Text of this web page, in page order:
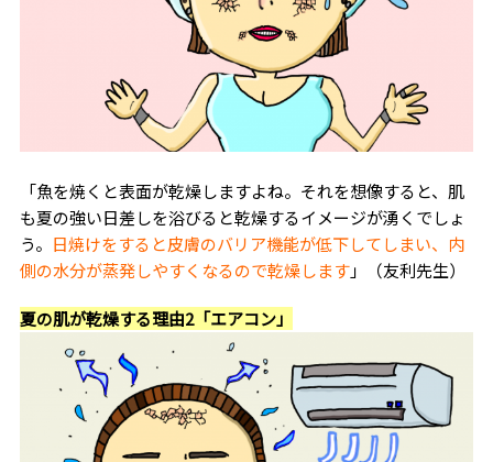
「魚を焼くと表面が乾燥しますよね。それを想像すると、肌
も夏の強い日差しを浴びると乾燥するイメージが湧くでしょ
う。 日焼けをすると皮膚のバリア機能が低下してしまい、内
側の水分が蒸発しやすくなるので乾燥します」（友利先生）
夏の肌が乾燥する理由2「エアコン」